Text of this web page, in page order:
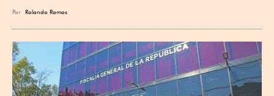
Por Rolando Ramos